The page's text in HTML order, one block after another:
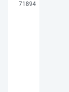
71894